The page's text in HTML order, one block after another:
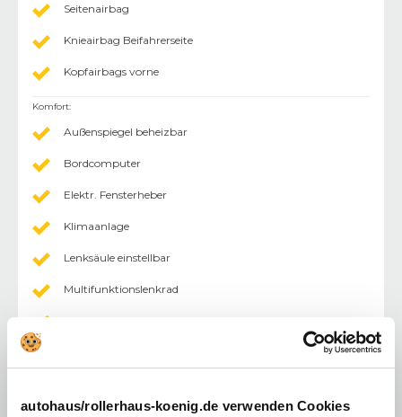
autohaus/rollerhaus-koenig.de verwenden Cookies
Seitenairbag
Knieairbag Beifahrerseite
Kopfairbags vorne
Komfort:
Außenspiegel beheizbar
Bordcomputer
Elektr. Fensterheber
Klimaanlage
Lenksäule einstellbar
Multifunktionslenkrad